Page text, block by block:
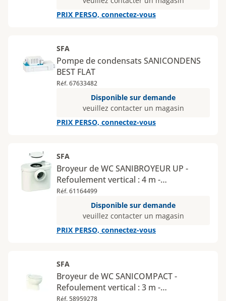
PRIX PERSO, connectez-vous
SFA
Pompe de condensats SANICONDENS
BEST FLAT
Réf. 67633482
Disponible sur demande
veuillez contacter un magasin
PRIX PERSO, connectez-vous
SFA
Broyeur de WC SANIBROYEUR UP -
Refoulement vertical : 4 m -
Refoulement horizontal : 100 m -
Nombre d'appareils raccordables : 1
Réf. 61164499
Disponible sur demande
veuillez contacter un magasin
PRIX PERSO, connectez-vous
SFA
Broyeur de WC SANICOMPACT -
Refoulement vertical : 3 m -
Refoulement horizontal : 30 m -
Réf. 58959278